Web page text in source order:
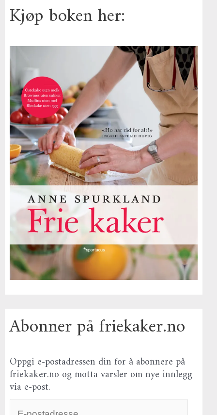
Kjøp boken her:
Abonner på friekaker.no
Oppgi e-postadressen din for å abonnere på
friekaker.no og motta varsler om nye innlegg
via e-post.